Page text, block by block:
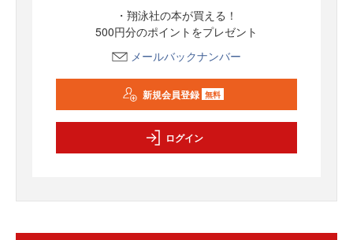
・翔泳社の本が買える！
500円分のポイントをプレゼント
メールバックナンバー
新規会員登録 無料
ログイン